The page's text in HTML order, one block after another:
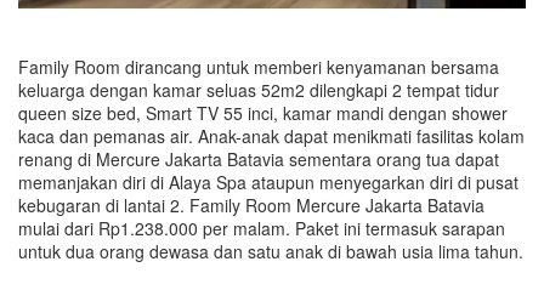
Family Room dirancang untuk memberi kenyamanan bersama
keluarga dengan kamar seluas 52m2 dilengkapi 2 tempat tidur
queen size bed, Smart TV 55 inci, kamar mandi dengan shower
kaca dan pemanas air. Anak-anak dapat menikmati fasilitas kolam
renang di Mercure Jakarta Batavia sementara orang tua dapat
memanjakan diri di Alaya Spa ataupun menyegarkan diri di pusat
kebugaran di lantai 2. Family Room Mercure Jakarta Batavia
mulai dari Rp1.238.000 per malam. Paket ini termasuk sarapan
untuk dua orang dewasa dan satu anak di bawah usia lima tahun.